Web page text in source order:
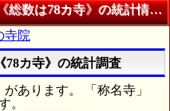
総数は78カ寺》の統計情報
寺院
78カ寺》の統計調査
あります。 「称名寺」
。